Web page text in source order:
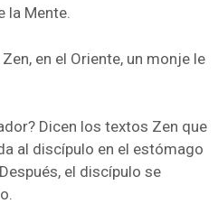
la Mente.
en el Oriente, un monje le
Dicen los textos Zen que
al discípulo en el estómago
el discípulo se